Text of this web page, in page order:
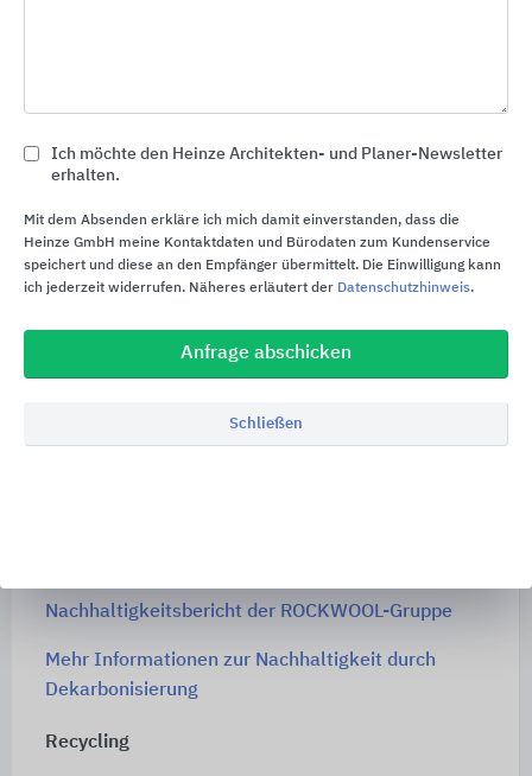
Offshoreindustrie.
Produktionsstätten in Deutschland
Dekarbonisierung bei ROCKWOOL
Die ROCKWOOL Gruppe ist ein Unternehmen mit
netto-negativer CO -Bilanz. ROCKWOOL-Produkte
sparen während ihrer Nutzungsdauer mehr
Energie ein, als für ihre Produktion benötigt wird.
Dekarbonisierung des Betriebs und der
Wertschöpfungskette zusätzlichen Nachdruck.
Nachhaltigkeitsbericht der ROCKWOOL-Gruppe
Mehr Informationen zur Nachhaltigkeit durch
Dekarbonisierung
Recycling
Ich möchte den Heinze Architekten- und Planer-Newsletter
erhalten.
Mit dem Absenden erkläre ich mich damit einverstanden, dass die
Heinze GmbH meine Kontaktdaten und Bürodaten zum Kundenservice
speichert und diese an den Empfänger übermittelt. Die Einwilligung kann
ich jederzeit widerrufen. Näheres erläutert der Datenschutzhinweis.
Anfrage abschicken
Schließen